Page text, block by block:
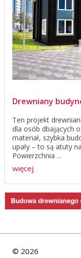
Drewniany
Ten projekt
dla osób dbających
materiał, szybka
upały – to są atuty
Powierzchnia ...
więcej
© 2026